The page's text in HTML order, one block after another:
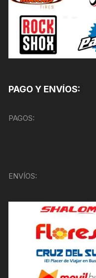
PAGO Y ENVÍOS:
PAGOS:
ENVÍOS: